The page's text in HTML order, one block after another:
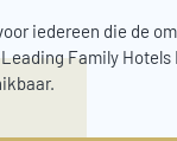
iedereen die de
Family